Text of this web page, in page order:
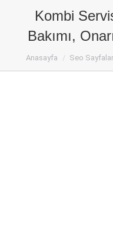
Kombi
Bakımı,
Kocaeli Kombi Servisi
Anasayfa Seo